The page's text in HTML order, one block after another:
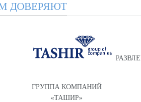
ДОВЕРЯЮТ
ГРУППА КОМПАНИЙ
«ТАШИР»